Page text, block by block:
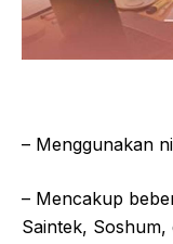
– Menggunakan
– Mencakup
Saintek, Soshum,